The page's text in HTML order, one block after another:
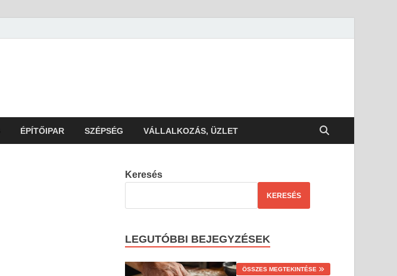
ÉPÍTŐIPAR SZÉPSÉG VÁLLALKOZÁS, ÜZLET
Keresés
KERESÉS
LEGUTÓBBI BEJEGYZÉSEK
ÖSSZES MEGTEKINTÉSE